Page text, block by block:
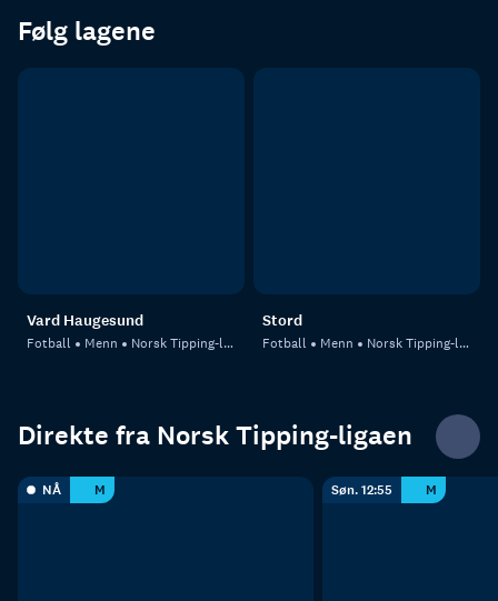
Følg lagene
Vard Haugesund
Fotball Menn Norsk Tipping-ligaen
Stord
Fotball Menn Norsk Tipping-ligaen
Direkte fra Norsk Tipping-ligaen
NÅ M Søn. 12:55 M